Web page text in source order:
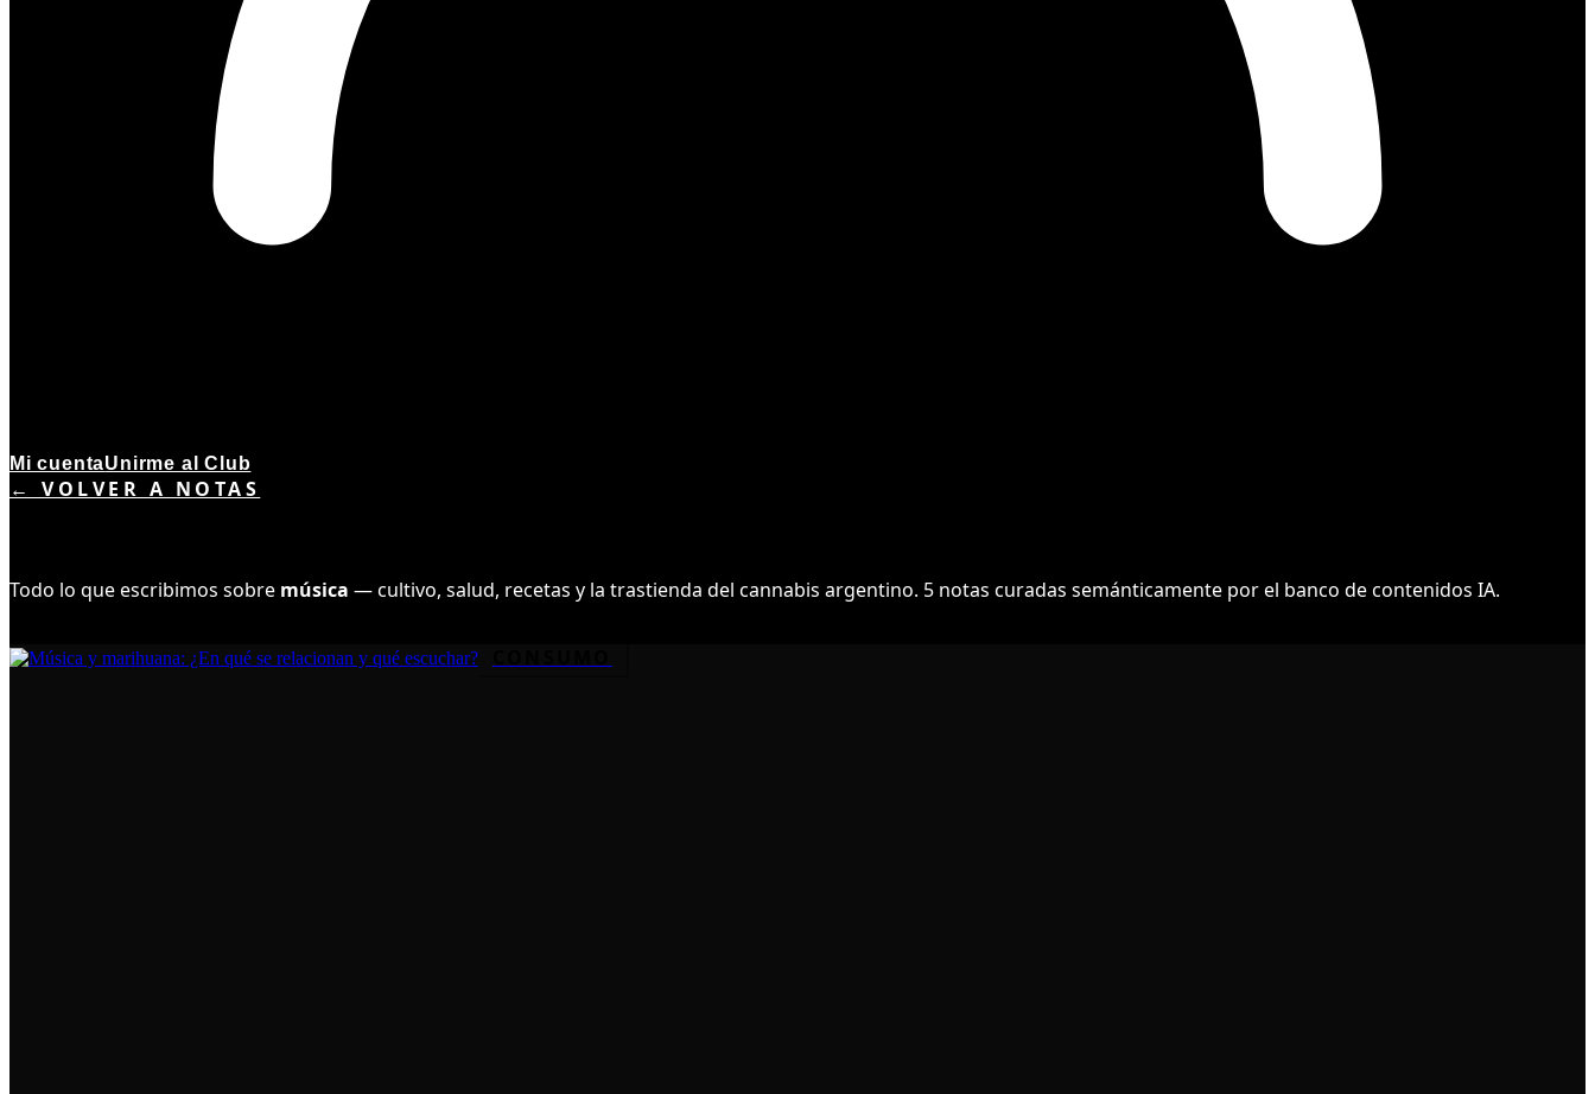
Mi cuentaUnirme al Club
← VOLVER A NOTAS
Todo lo que escribimos sobre música — cultivo, salud, recetas y la trastienda del cannabis argentino. 5 notas curadas semánticamente por el banco de contenidos IA.